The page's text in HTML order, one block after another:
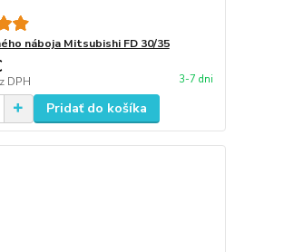
náboja Mitsubishi FD 30/35
DPH 3-7 dni
Pridať do košíka